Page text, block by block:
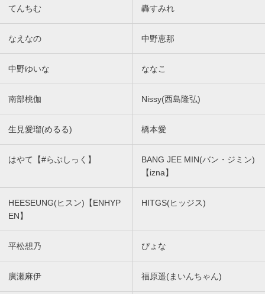
てんちむ 轟すみれ
なえなの 中野恵那
中野ゆいな ななこ
南部桃伽 Nissy(西島隆弘)
生見愛瑠(めるる) 橋本愛
はやて【#らぶしっく】
BANG JEE MIN(バン・ジミン)
【izna】
HEESEUNG(ヒスン)【ENHYP
EN】
HITGS(ヒッジス)
平松想乃 ぴょな
廣瀬麻伊 福原遥(まいんちゃん)